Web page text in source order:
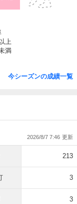
上
満
今シーズンの成績一覧
2026/8/7 7:46
213
3
3